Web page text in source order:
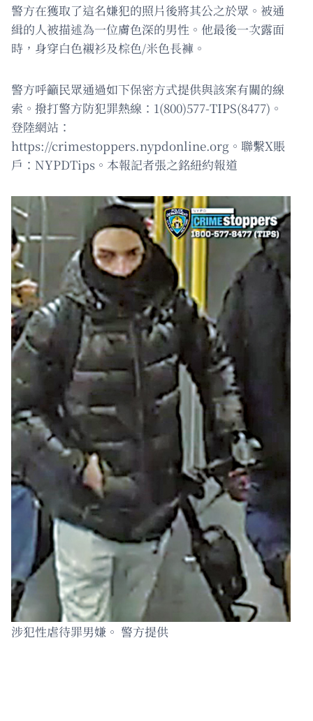
警方在獲取了這名嫌犯的照片後將其公之於眾。被通
緝的人被描述為一位膚色深的男性。他最後一次露面
時，身穿白色襯衫及棕色/米色長褲。
警方呼籲民眾通過如下保密方式提供與該案有關的線
索。撥打警方防犯罪熱線：1(800)577-TIPS(8477)。
登陸網站：
https://crimestoppers.nypdonline.org。聯繫X賬
戶：NYPDTips。本報記者張之銘紐約報道
涉犯性虐待罪男嫌。 警方提供